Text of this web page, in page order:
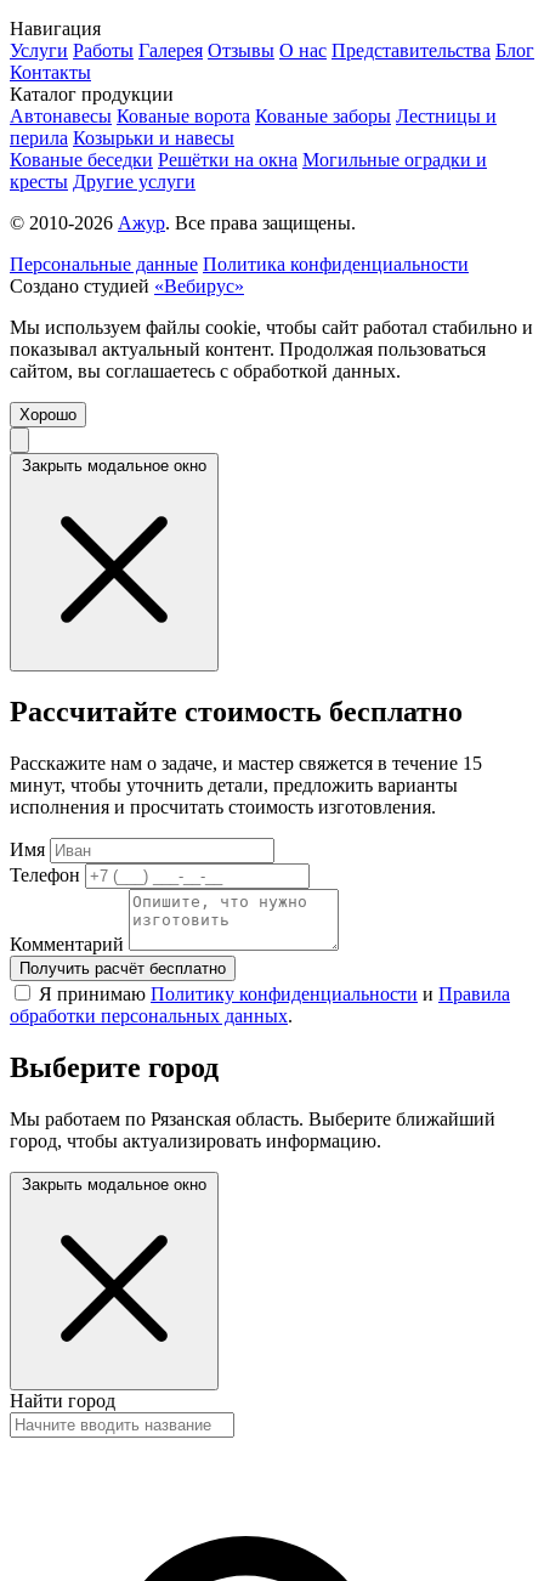
Навигация
Услуги Работы Галерея Отзывы О нас Представительства Блог
Контакты
Каталог продукции
Автонавеcы Кованые ворота Кованые заборы Лестницы и
перила Козырьки и навесы
Кованые беседки Решётки на окна Могильные оградки и
кресты Другие услуги
© 2010-2026 Ажур. Все права защищены.
Персональные данные Политика конфиденциальности
Создано студией «Вебирус»
Мы используем файлы cookie, чтобы сайт работал стабильно и
показывал актуальный контент. Продолжая пользоваться
сайтом, вы соглашаетесь с обработкой данных.
Хорошо
Закрыть модальное окно
Рассчитайте стоимость бесплатно
Расскажите нам о задаче, и мастер свяжется в течение 15
минут, чтобы уточнить детали, предложить варианты
исполнения и просчитать стоимость изготовления.
Имя
Телефон
Комментарий
Получить расчёт бесплатно
Я принимаю Политику конфиденциальности и Правила
обработки персональных данных.
Выберите город
Мы работаем по Рязанская область. Выберите ближайший
город, чтобы актуализировать информацию.
Закрыть модальное окно
Найти город